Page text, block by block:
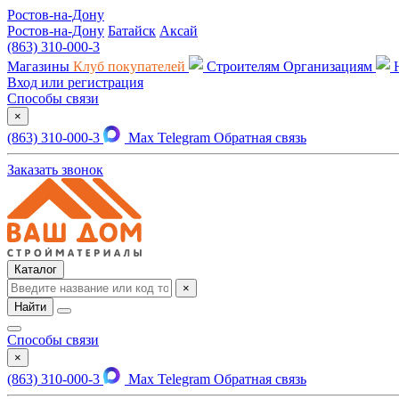
Ростов-на-Дону
Ростов-на-Дону Батайск Аксай
(863) 310-000-3
Магазины Клуб покупателей Строителям Организациям
Вход или регистрация
Способы связи
×
(863) 310-000-3 Max Telegram Обратная связь
Заказать звонок
Каталог
×
Найти
Способы связи
×
(863) 310-000-3 Max Telegram Обратная связь